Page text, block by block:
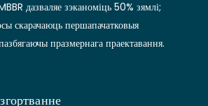
дазваляе зэканоміць 50% зямлі;
скарачаюць першапачатковыя
празмернага праектавання.